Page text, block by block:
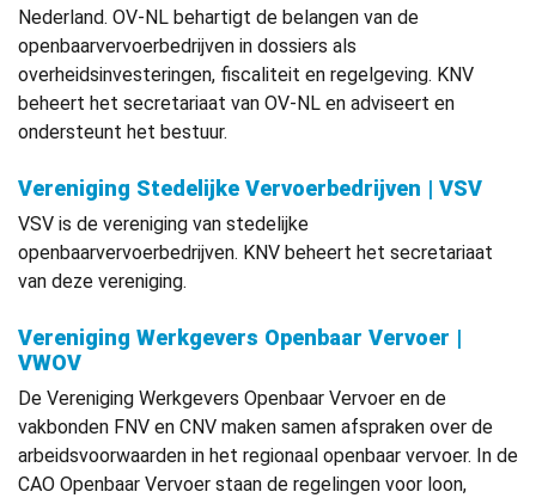
Nederland. OV-NL behartigt de belangen van de
openbaarvervoerbedrijven in dossiers als
overheidsinvesteringen, fiscaliteit en regelgeving. KNV
beheert het secretariaat van OV-NL en adviseert en
ondersteunt het bestuur.
Vereniging Stedelijke Vervoerbedrijven | VSV
VSV is de vereniging van stedelijke
openbaarvervoerbedrijven. KNV beheert het secretariaat
van deze vereniging.
Vereniging Werkgevers Openbaar Vervoer |
VWOV
De Vereniging Werkgevers Openbaar Vervoer en de
vakbonden FNV en CNV maken samen afspraken over de
arbeidsvoorwaarden in het regionaal openbaar vervoer. In de
CAO Openbaar Vervoer staan de regelingen voor loon,